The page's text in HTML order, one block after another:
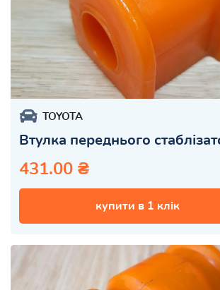
TOYOTA
Втулка переднього
431.00 ₴
купити в 1 клік